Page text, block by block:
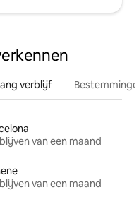
verblijf
van een maand
van een maand